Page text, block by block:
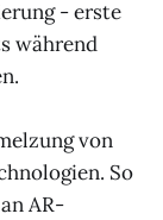
- erste
während
von
So
AR-